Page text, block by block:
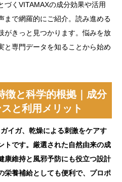
づくVITAMAXの成分効果や活用
まで網羅的にご紹介。読み進める
がきっと見つかります。悩みを放
と専門データを知ることから始め
徴と科学的根拠｜成分
と利用メリット
イガ、乾燥による刺激をケアす
トです。厳選された自然由来の成
康維持と風邪予防にも役立つ設計
栄養補給としても便利で、プロポ